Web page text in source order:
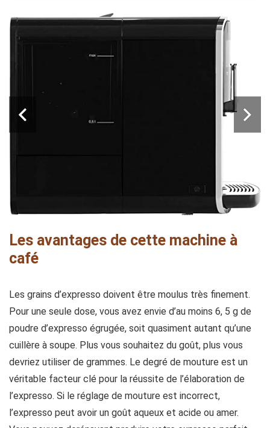
Les avantages de cette machine à
café
Les grains d’expresso doivent être moulus très finement.
Pour une seule dose, vous avez envie d’au moins 6, 5 g de
poudre d’expresso égrugée, soit quasiment autant qu’une
cuillère à soupe. Plus vous souhaitez du goût, plus vous
devriez utiliser de grammes. Le degré de mouture est un
véritable facteur clé pour la réussite de l’élaboration de
l’expresso. Si le réglage de mouture est incorrect,
l’expresso peut avoir un goût aqueux et acide ou amer.